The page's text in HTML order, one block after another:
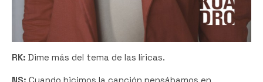
RK: Dime más del tema de las líricas.